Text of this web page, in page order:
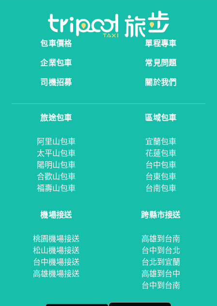
包車價格
單程專車
企業包車
常見問題
司機招募
關於我們
旅途包車
阿里山包車
太平山包車
陽明山包車
合歡山包車
福壽山包車
區域包車
宜蘭包車
花蓮包車
台中包車
台東包車
台南包車
機場接送
桃園機場接送
松山機場接送
台中機場接送
高雄機場接送
跨縣市接送
高雄到台南
台中到台北
台北到宜蘭
高雄到台中
台中到台南